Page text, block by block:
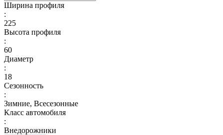
Ширина профиля
:
225
Высота профиля
:
60
Диаметр
:
18
Сезонность
:
Зимние, Всесезонные
Класс автомобиля
:
Внедорожники